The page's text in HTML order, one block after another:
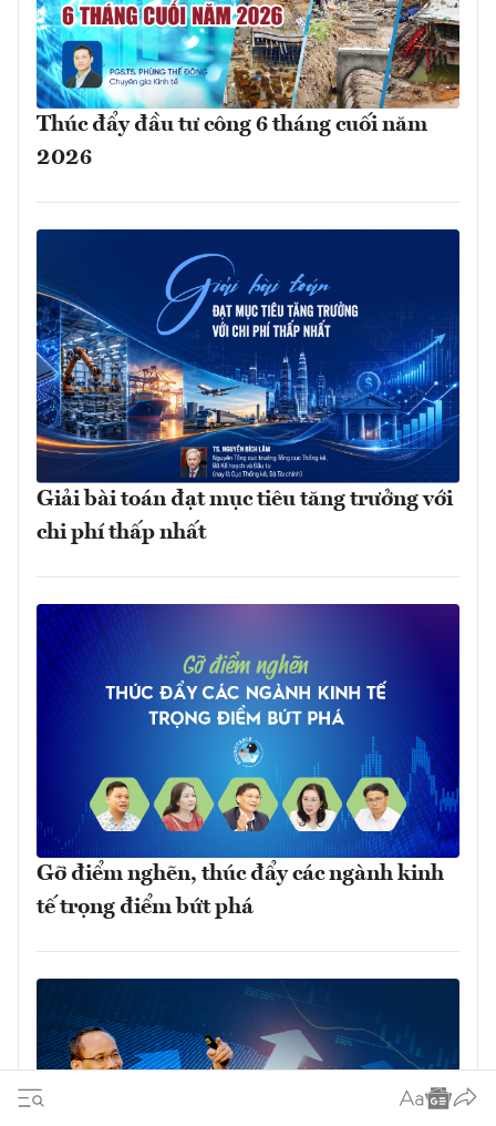
Thúc đẩy đầu tư công 6 tháng cuối năm
2026
Giải bài toán đạt mục tiêu tăng trưởng với
chi phí thấp nhất
Gỡ điểm nghẽn, thúc đẩy các ngành kinh
tế trọng điểm bứt phá